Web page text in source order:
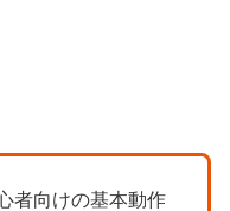
者向けの基本動作